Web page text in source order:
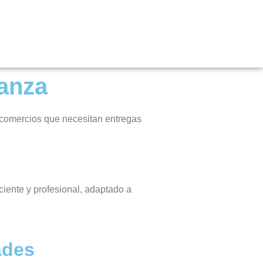
que necesitan entregas
y profesional, adaptado a